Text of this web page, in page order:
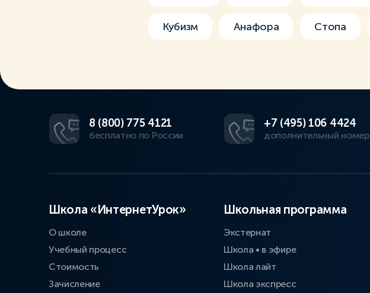
Кубизм Анафора Стопа
8 (800) 775 4121
бесплатно по России
+7 (495) 106 4424
дополнительный номер
Школа «ИнтернетУрок»
О школе
Учебный процесс
Стоимость
Зачисление
Школьная программа
Экстернат
Школа • в эфире
Школа лайт
Школа экспресс